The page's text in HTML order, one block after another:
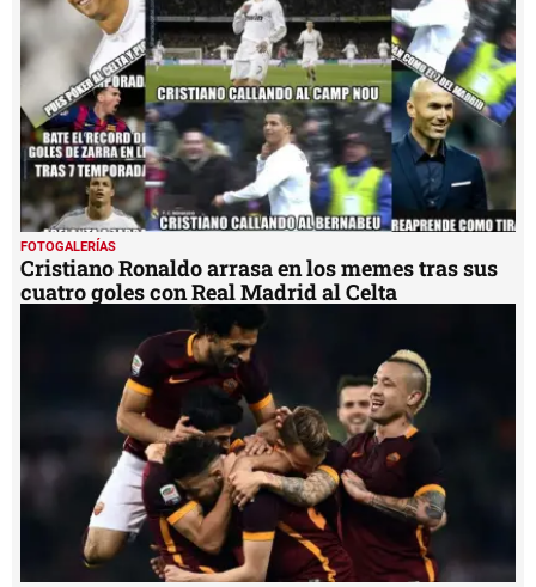
FOTOGALERÍAS
Cristiano Ronaldo arrasa en los memes tras sus
cuatro goles con Real Madrid al Celta